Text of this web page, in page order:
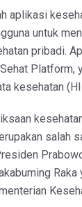
aplikasi
untuk
pribadi.
Platform,
kesehatan
salah
Raka